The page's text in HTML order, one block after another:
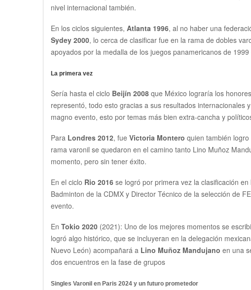
nivel internacional también.
En los ciclos siguientes, Atlanta 1996, al no haber una
Sydey 2000, lo cerca de clasificar fue en la rama de dobles
apoyados por la medalla de los juegos panamericanos de
La primera vez
Sería hasta el ciclo Beijín 2008 que México lograría los
representó, todo esto gracias a sus resultados
magno evento, esto por temas más bien extra-cancha y
Para Londres 2012, fue Victoria Montero quien también
rama varonil se quedaron en el camino tanto Lino Muñoz
momento, pero sin tener éxito.
En el ciclo Rio 2016 se logró por primera vez la clasificación
Badminton de la CDMX y Director Técnico de la selección de
evento.
En Tokio 2020 (2021): Uno de los mejores momentos se
logró algo histórico, que se incluyeran en la delegación
Nuevo León) acompañará a Lino Muñoz Mandujano en una
dos encuentros en la fase de grupos
Singles Varonil en Paris 2024 y un futuro prometedor